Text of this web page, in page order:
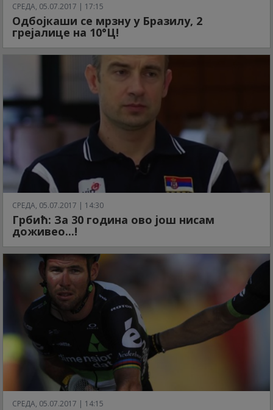
СРЕДА, 05.07.2017 | 17:15
Одбојкаши се мрзну у Бразилу, 2
грејалице на 10°Ц!
СРЕДА, 05.07.2017 | 14:30
Грбић: За 30 година ово још нисам
доживео...!
СРЕДА, 05.07.2017 | 14:15